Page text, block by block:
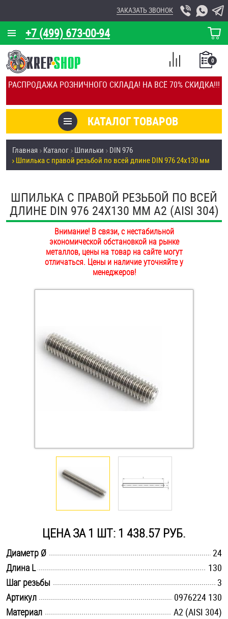
РАСПРОДАЖА РОЗНИЧНОГО СКЛАДА! НА ВСЁ 70% СКИДКА!!!
+7 (499) 673-00-94
ЗАКАЗАТЬ ЗВОНОК
КОРЗИНА
О КОМПАНИИ
КАЛЬКУЛЯТОР
ОТЗЫВЫ
УСЛУГИ
СКИДКИ
ОПТ
ПОКУПАТЕЛЯМ
ОПЛАТА И ДОСТАВКА
НАШИ МАГАЗИНЫ
КАТАЛОГ ТОВАРОВ
0
СПИСОК
СРАВНЕНИЕ
Товары со скидкой
Анкеры
Антивандальный крепёж, инструмент
Болты и винты
Втулки
Заклепки (Гайки-Заклепки)
Крюки, кольца с метрической резьбой
Крюки, кольца с шурупной резьбой
Оснастка и аксессуары для яхт
Саморезы и шурупы
Стопорные кольца
Такелаж
Главная Каталог Шпильки
DIN 976
Шпилька с правой резьбой по всей длине DIN 976 24х130 мм
ШПИЛЬКА С ПРАВОЙ РЕЗЬБОЙ ПО ВСЕЙ
ДЛИНЕ DIN 976 24Х130 ММ А2 (AISI 304)
Внимание! В связи, с нестабильной
экономической обстановкой на рынке
металлов, цены на товар на сайте могут
отличаться. Цены и наличие уточняйте у
менеджеров!
ЦЕНА ЗА 1 ШТ: 1 438.57 РУБ.
Диаметр Ø
24
Длина L
130
Шаг резьбы
3
Артикул
0976224 130
Материал
А2 (AISI 304)